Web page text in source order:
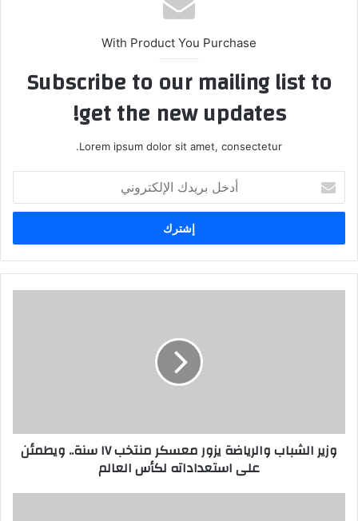
With Product You Purchase
Subscribe to our mailing list to
get the new updates!
Lorem ipsum dolor sit amet, consectetur.
بريدك
الإلكتروني
وزير الشباب والرياضة يزور معسكر منتخب ١٧ سنة.. ويطمئن
على استعداداته لكأس العالم